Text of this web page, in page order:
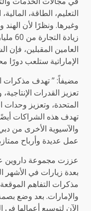
التعليم، الطاقة،
وغيرها. ونظرًا لأن الهند
العامين المقبلين، فإن
الإماراتية ستلعب دورًا
مضيفاً: ” تهدف مذكرات
تعزيز القدرات
المتحدة، وتعزيز
تهدف هذه الشراكات
والآسيوية الأخرى من
عمل عديدة وأرباح
عززت مجموعة داروين
بعدة زيارات في الأشهر
مذكرات التفاهم الموقعة
والإمارات. بعد وضع
الآن لتوسيع أعمالها